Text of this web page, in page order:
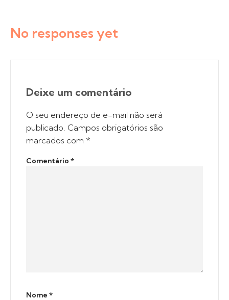
No responses yet
Deixe um comentário
O seu endereço de e-mail não será
publicado. Campos obrigatórios são
marcados com *
Comentário *
Nome *